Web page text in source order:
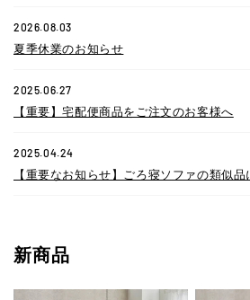
オ
ン
2026.08.03
夏季休業のお知らせ
2025.06.27
【重要】宅配便商品をご注文のお客様へ
2025.04.24
【重要なお知らせ】ごろ寝ソファの類似
新商品